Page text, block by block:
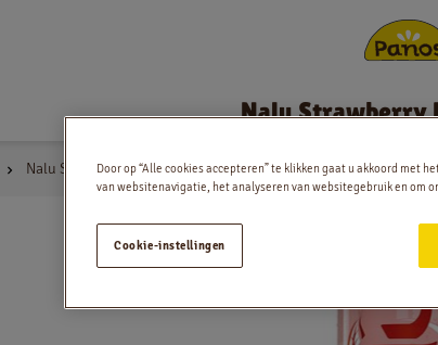
Nalu Strawberry
Nalu Strawberry Rhubarb 25cl
Door op “Alle cookies accepteren” te klikken gaat u akkoord met
van websitenavigatie, het analyseren van websitegebruik en om
Cookie-instellingen